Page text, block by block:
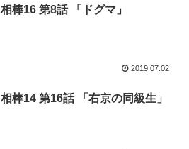
相棒16 第8話 「ドグマ」
2019.07.02
相棒14 第16話 「右京の同級生」